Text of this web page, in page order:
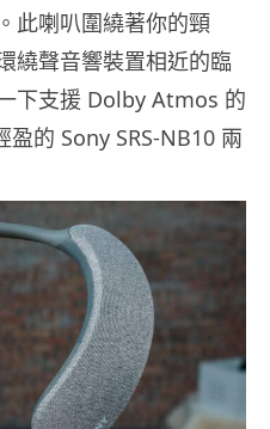
此喇叭圍繞著你的頸
繞聲音響裝置相近的臨
下支援 Dolby Atmos 的
盈的 Sony SRS-NB10 兩